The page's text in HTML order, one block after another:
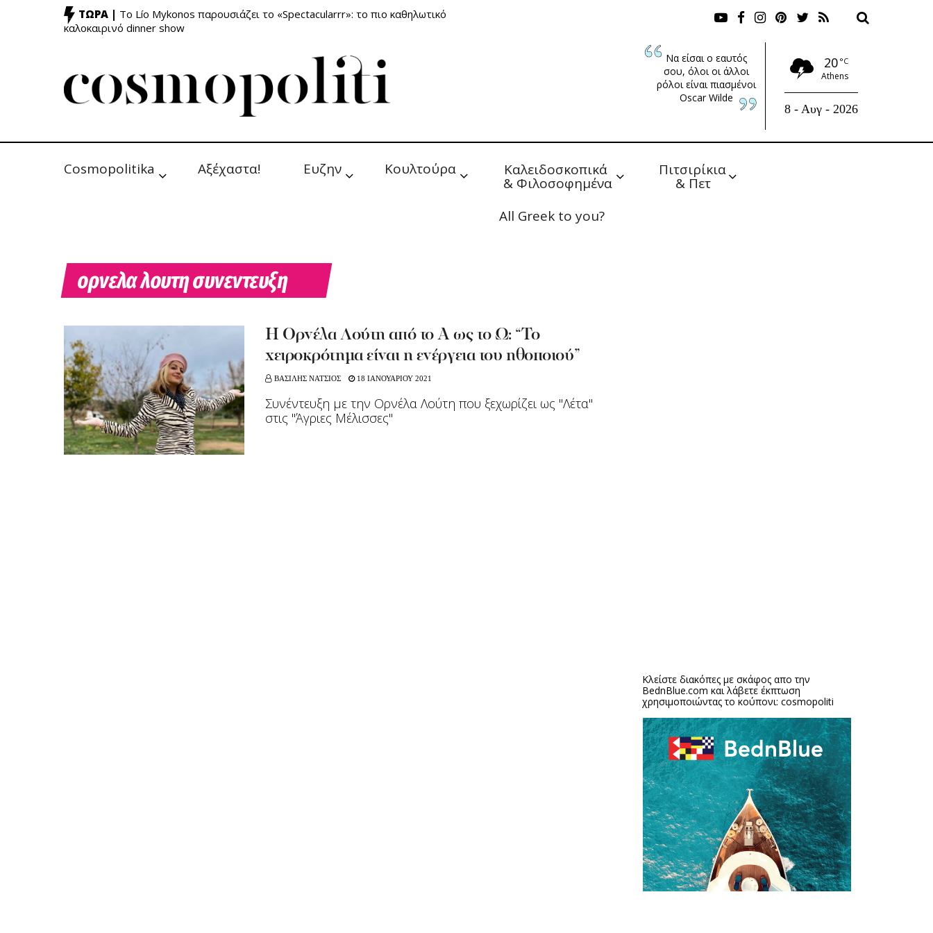
ΤΩΡΑ | Το Lío Mykonos παρουσιάζει το «Spectacularrr»: το πιο καθηλωτικό
καλοκαιρινό dinner show
Να είσαι ο εαυτός
σου, όλοι οι άλλοι
ρόλοι είναι πιασμένοι
Oscar Wilde
20 °C
Athens
8 - Αυγ - 2026
Cosmopolitika Αξέχαστα! Ευζην Κουλτούρα Καλειδοσκοπικά
& Φιλοσοφημένα
Πιτσιρίκια
& Πετ
All Greek to you?
ορνελα λουτη συνεντευξη
Η Ορνέλα Λούτη από το Α ως το Ω: “Το
χειροκρότημα είναι η ενέργεια του ηθοποιού”
ΒΑΣΙΛΗΣ ΝΑΤΣΙΟΣ 18 ΙΑΝΟΥΑΡΙΟΥ 2021
Συνέντευξη με την Ορνέλα Λούτη που ξεχωρίζει ως "Λέτα"
στις "Άγριες Μέλισσες"
Κλείστε διακόπες με σκάφος απο την
BednBlue.com και λάβετε έκπτωση
χρησιμοποιώντας το κούπονι: cosmopoliti